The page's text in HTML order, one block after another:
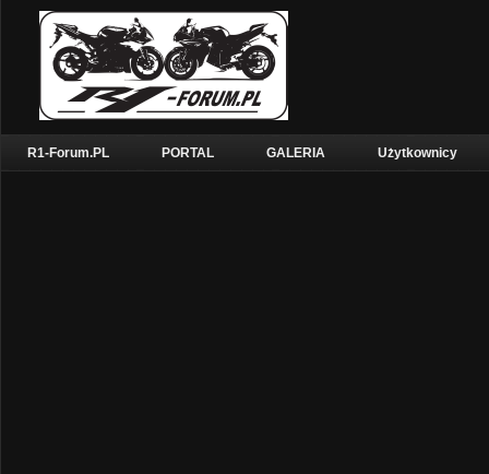
R1-Forum.PL PORTAL GALERIA Użytkownicy